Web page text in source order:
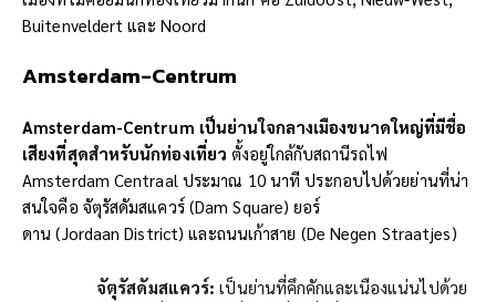
Buitenveldert และ Noord
Amsterdam-Centrum
Amsterdam-Centrum เป็นย่านใจกลางเมืองขนาดใหญ่ที่มีชื่อ
เสียงที่สุดสำหรับนักท่องเที่ยว ตั้งอยู่ใกล้กับสถานีรถไฟ
Amsterdam Centraal ประมาณ 10 นาที ประกอบไปด้วยย่านที่น่า
สนใจคือ จัตุรัสดัมสแควร์ (Dam Square) ยอร์
ดาน (Jordaan District) และถนนเก้าสาย (De Negen Straatjes)
จัตุรัสดัมสแควร์: เป็นย่านที่คึกคักและเนืองแน่นไปด้วย